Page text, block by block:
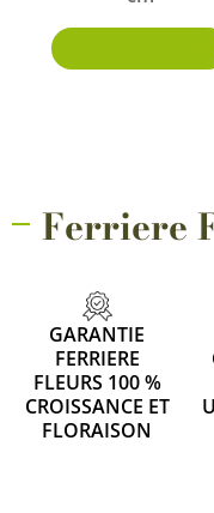
Ferriere
GARANTIE
FERRIERE
FLEURS 100 %
CROISSANCE ET
FLORAISON